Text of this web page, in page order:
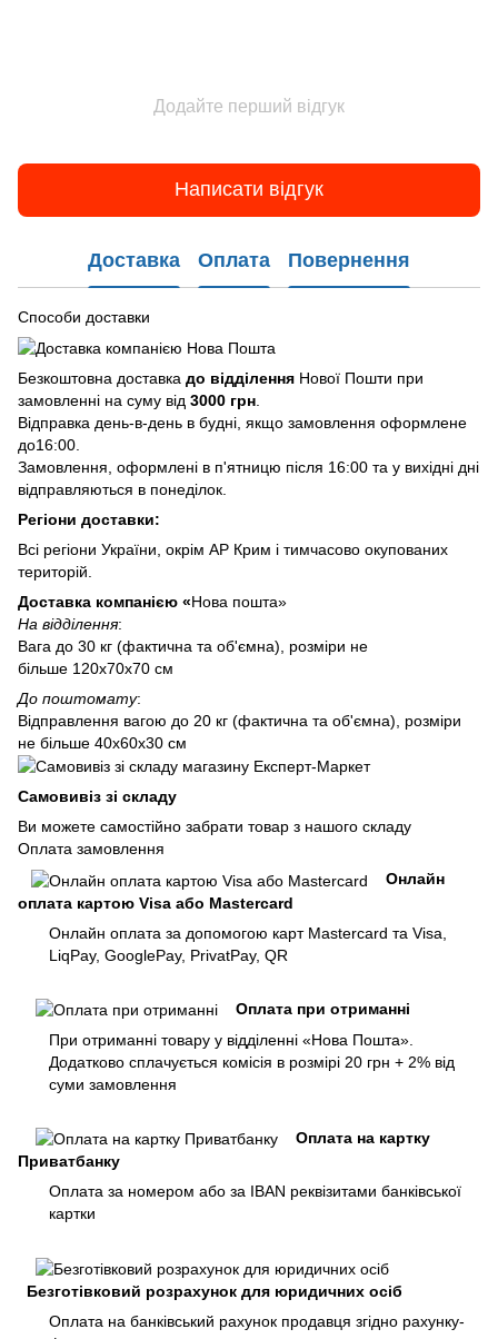
Додайте перший відгук
Написати відгук
Доставка Оплата Повернення
Способи доставки
Безкоштовна доставка до відділення Нової Пошти при
замовленні на суму від 3000 грн
Відправка день-в-день в будні, якщо замовлення оформлене
до16:00.
Замовлення, оформлені в п'ятницю після 16:00 та у вихідні дні
відправляються в понеділок.
Регіони доставки:
Всі регіони України, окрім АР Крим і тимчасово окупованих
територій.
Доставка компанією «Нова пошта»
На відділення:
Вага до 30 кг (фактична та об'ємна), розміри не
більше 120х70х70 см
До поштомату:
Відправлення вагою до 20 кг (фактична та об'ємна), розміри
не більше 40х60х30 см
Самовивіз зі складу
Ви можете самостійно забрати товар з нашого складу
Оплата замовлення
Онлайн
оплата картою Visa або Mastercard
Онлайн оплата за допомогою карт Mastercard та Visa,
LiqPay, GooglePay, PrivatPay, QR
Оплата при отриманні
При отриманні товару у відділенні «Нова Пошта».
Додатково сплачується комісія в розмірі 20 грн + 2% від
суми замовлення
Оплата на картку
Приватбанку
Оплата за номером або за IBAN реквізитами банківської
картки
Безготівковий розрахунок для юридичних осіб
Оплата на банківський рахунок продавця згідно рахунку-